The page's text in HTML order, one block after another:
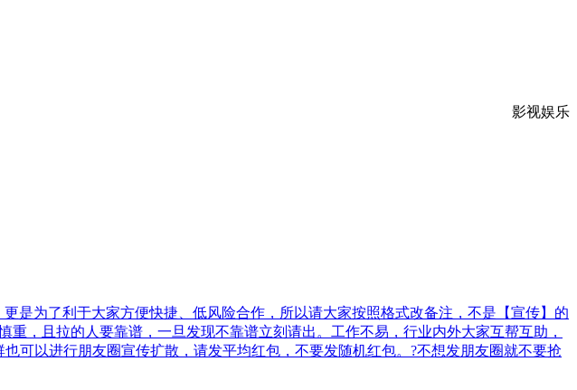
影视娱乐
是为了利于大家方便快捷、低风险合作，所以请大家按照格式改备注，不是【宣传】的
，且拉的人要靠谱，一旦发现不靠谱立刻请出。工作不易，行业内外大家互帮互助，
可以进行朋友圈宣传扩散，请发平均红包，不要发随机红包。?不想发朋友圈就不要抢